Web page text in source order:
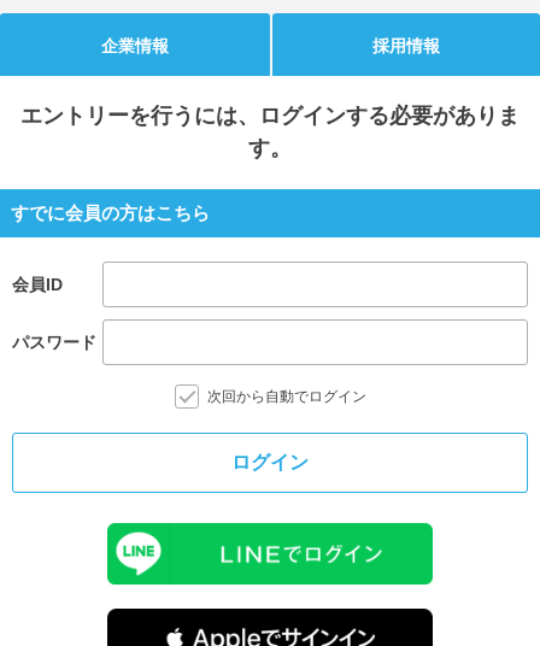
就活ノウハウ・サポート
就活支援
適職診断
あなたに合う仕事を診断！ 動画で対策講座をチェック
就活ニュースペーパー
就活時事ニュースを更新
よくある質問
企業情報 採用情報
エントリーを行うには、ログインする必要がありま
す。
すでに会員の方はこちら
会員ID
パスワード
次回から自動でログイン
ログイン